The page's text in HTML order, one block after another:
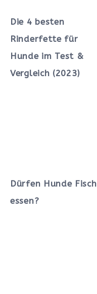
Die 4 besten
Rinderfette für
Hunde im Test &
Vergleich (2023)
Dürfen Hunde Fisch
essen?